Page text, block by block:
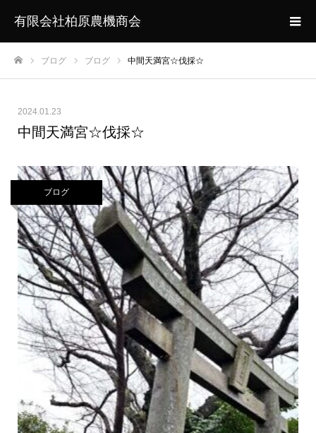
有限会社柏原農機商会
ブログ ブログ 中間天満宮☆伐採☆
2024.01.23
中間天満宮☆伐採☆
ブログ